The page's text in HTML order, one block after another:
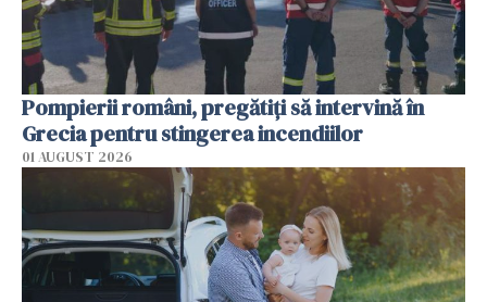
Pompierii români, pregătiţi să intervină în
Grecia pentru stingerea incendiilor
01 AUGUST 2026